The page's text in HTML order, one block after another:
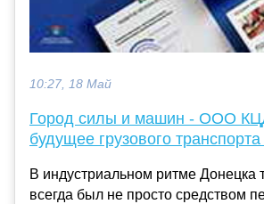
10:27, 18 Май
Город силы и машин - ООО
будущее грузового
В индустриальном ритме Донецка
всегда был не просто средством